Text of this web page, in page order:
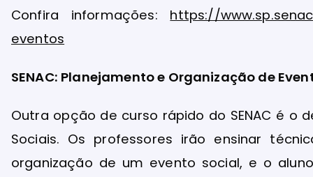
Confira informações: https://
eventos
SENAC: Planejamento e Organização de
Outra opção de curso rápido do SENAC é o
Sociais. Os professores irão ensinar
organização de um evento social, e o